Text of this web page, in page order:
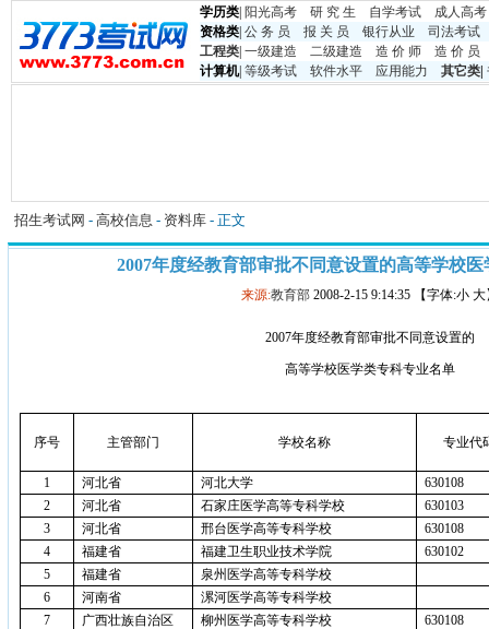
学历类 阳光高考 研 究 生 自学考试
成人高考
资格类 公 务 员 报 关 员 银行从业
司法考试
工程类 一级建造 二级建造 造 价 师
造 价 员
计算机| 等级考试 软件水平 应用能力 其它类
招生考试网 - 高校信息 - 资料库 - 正文
2007年度经教育部审批不同意设置的高等学校
来源:教育部 2008-2-15 9:14:35 【字体:小 大
2007年度经教育部审批不同意设置的
高等学校医学类专科专业名单
序号 主管部门 学校名称 专业代
1 河北省 河北大学
630108
2
河北省 石家庄医学高等专科学校
630103
3
河北省 邢台医学高等专科学校
630108
4
福建省 福建卫生职业技术学院
630102
5
福建省
泉州医学高等专科学校
6
河南省
漯河医学高等专科学校
7
广西壮族自治区 柳州医学高等专科学校
630108